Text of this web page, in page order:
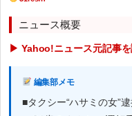
ニュース概要
▶ Yahoo!ニュース元記事
編集部メモ
■タクシー“ハサミの女”